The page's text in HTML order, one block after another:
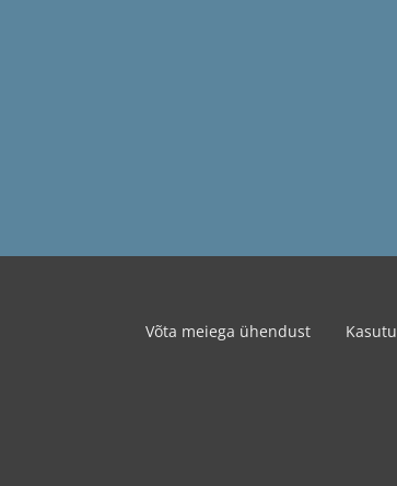
Võta meiega ühendust